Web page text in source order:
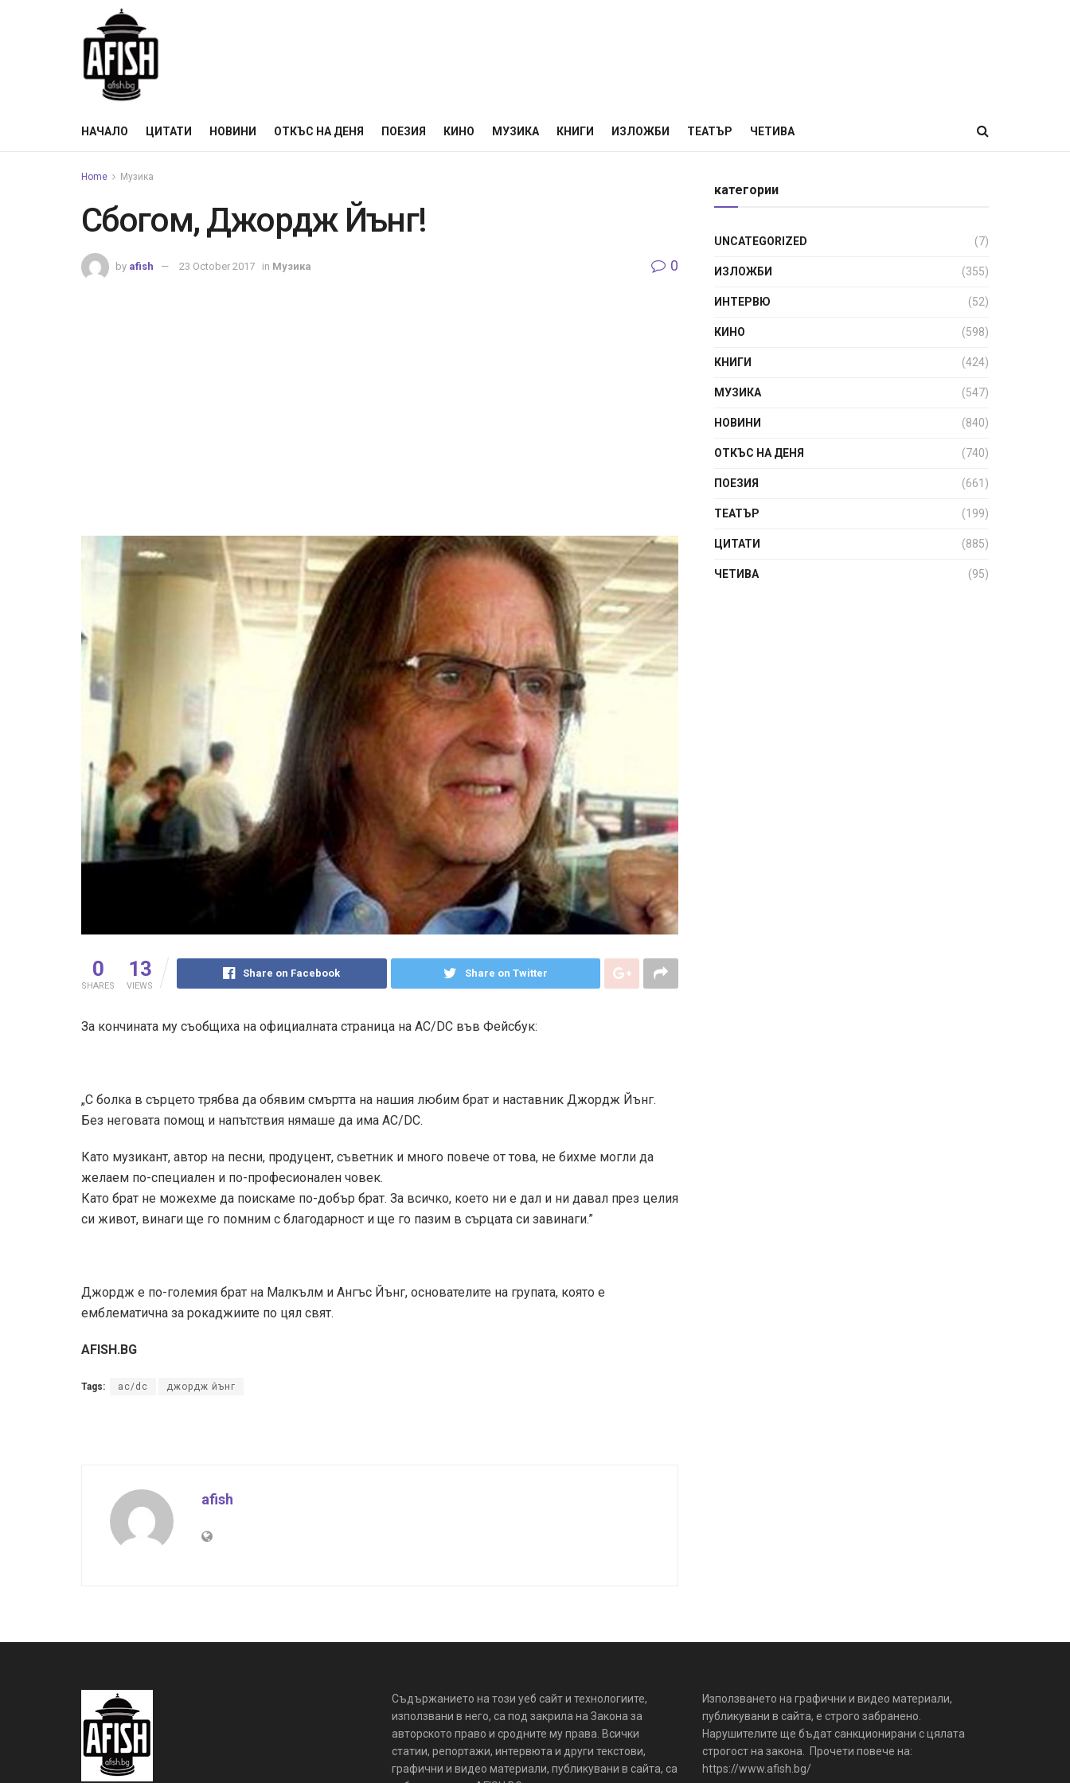
НАЧАЛО ЦИТАТИ НОВИНИ ОТКЪС НА ДЕНЯ ПОЕЗИЯ КИНО МУЗИКА КНИГИ ИЗЛОЖБИ ТЕАТЪР ЧЕТИВА
Home Музика
Сбогом, Джордж Йънг!
by afish 23 October 2017 in Музика 0
0
SHARES
13
VIEWS
Share on Facebook Share on Twitter
За кончината му съобщиха на официалната страница на AC/DC във Фейсбук:
„С болка в сърцето трябва да обявим смъртта на нашия любим брат и наставник Джордж Йънг.
Без неговата помощ и напътствия нямаше да има AC/DC.
Като музикант, автор на песни, продуцент, съветник и много повече от това, не бихме могли да
желаем по-специален и по-професионален човек.
Като брат не можехме да поискаме по-добър брат. За всичко, което ни е дал и ни давал през целия
си живот, винаги ще го помним с благодарност и ще го пазим в сърцата си завинаги.”
Джoрдж е по-големия брат на Малкълм и Ангъс Йънг, основателите на групата, която е
емблематична за рокаджиите по цял свят.
AFISH.BG
Tags: ac/dc джордж йънг
afish
категории
UNCATEGORIZED (7)
ИЗЛОЖБИ (355)
ИНТЕРВЮ (52)
КИНО (598)
КНИГИ (424)
МУЗИКА (547)
НОВИНИ (840)
ОТКЪС НА ДЕНЯ (740)
ПОЕЗИЯ (661)
ТЕАТЪР (199)
ЦИТАТИ (885)
ЧЕТИВА (95)
Съдържанието на този уеб сайт и технологиите,
използвани в него, са под закрила на Закона за
авторското право и сродните му права. Всички
статии, репортажи, интервюта и други текстови,
графични и видео материали, публикувани в сайта, са
Използването на графични и видео материали,
публикувани в сайта, е строго забранено.
Нарушителите ще бъдат санкционирани с цялата
строгост на закона. Прочети повече на:
https://www.afish.bg/